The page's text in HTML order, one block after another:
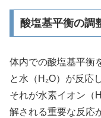
酸塩基平衡の調
体内での酸塩基平衡
と水（H₂O）が反応
それが水素イオン（
解される重要な反応